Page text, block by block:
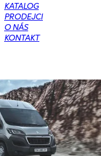
KATALOG
PRODEJCI
O NÁS
KONTAKT